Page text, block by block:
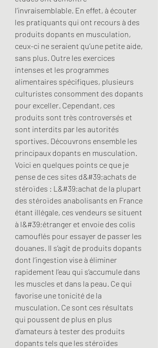
l’invraisemblable. En effet, à écouter
les pratiquants qui ont recours à des
produits dopants en musculation,
ceux-ci ne seraient qu’une petite aide,
sans plus. Outre les exercices
intenses et les programmes
alimentaires spécifiques, plusieurs
culturistes consomment des dopants
pour exceller. Cependant, ces
produits sont très controversés et
sont interdits par les autorités
sportives. Découvrons ensemble les
principaux dopants en musculation.
Voici en quelques points ce que je
pense de ces sites d&#39;achats de
stéroïdes : L&#39;achat de la plupart
des stéroïdes anabolisants en France
étant illégale, ces vendeurs se situent
à l&#39;étranger et envoie des colis
camouflés pour essayer de passer les
douanes. Il s’agit de produits dopants
dont l’ingestion vise à éliminer
rapidement l’eau qui s’accumule dans
les muscles et dans la peau. Ce qui
favorise une tonicité de la
musculation. Ce sont ces résultats
qui poussent de plus en plus
d’amateurs à tester des produits
dopants tels que les stéroïdes